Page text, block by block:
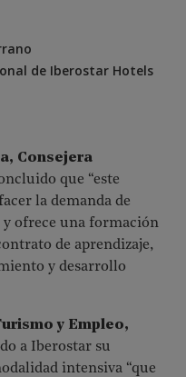
de Iberostar Hotels
Consejera
que “este
la demanda de
y ofrece una formación
de aprendizaje,
y desarrollo
y Empleo,
a Iberostar su
intensiva “que